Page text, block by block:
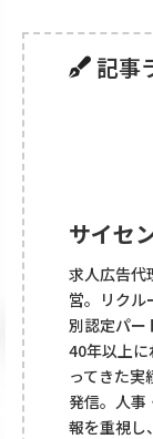
記事
サイセ
求人広告代
営。リク
別認定パー
40年以上
ってきた実
発信。人事
報を重視し